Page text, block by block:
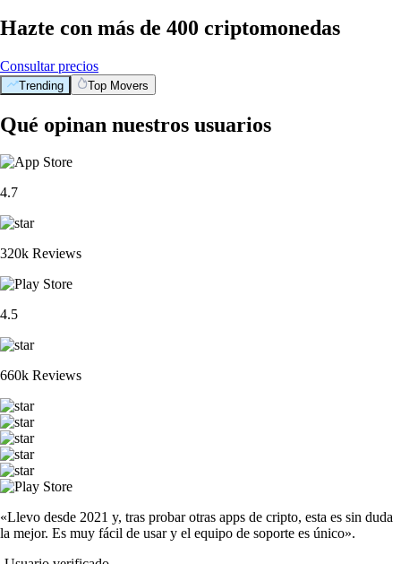
Hazte con más de 400 criptomonedas
Consultar precios
Trending Top Movers
Qué opinan nuestros usuarios
4.7
320k Reviews
4.5
660k Reviews
«Llevo desde 2021 y, tras probar otras apps de cripto, esta es sin duda
la mejor. Es muy fácil de usar y el equipo de soporte es único».